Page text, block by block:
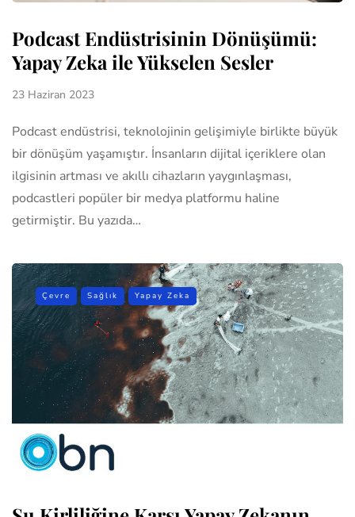
Podcast Endüstrisinin Dönüşümü:
Yapay Zeka ile Yükselen Sesler
23 Haziran 2023
Podcast endüstrisi, teknolojinin gelişimiyle birlikte büyük
bir dönüşüm yaşamıştır. İnsanların dijital içeriklere olan
ilgisinin artması ve akıllı cihazların yaygınlaşması,
podcastleri popüler bir medya platformu haline
getirmiştir. Bu yazıda…
Çevre Sağlık Yapay Zeka